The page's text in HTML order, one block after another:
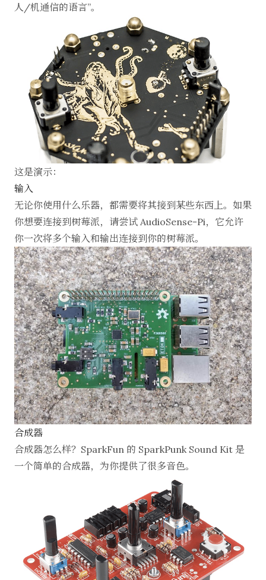
人/机通信的语言”。
这是演示：
输入
无论你使用什么乐器，都需要将其接到某些东西上。如果
你想要连接到树莓派，请尝试 AudioSense-Pi，它允许
你一次将多个输入和输出连接到你的树莓派。
合成器
合成器怎么样？SparkFun 的 SparkPunk Sound Kit 是
一个简单的合成器，为你提供了很多音色。